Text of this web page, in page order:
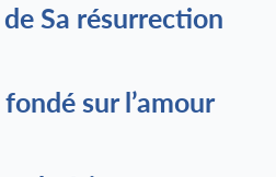
Sa résurrection
sur l’amour